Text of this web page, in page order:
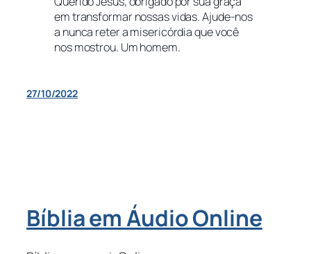
em transformar nossas vidas. Ajude-nos
a nunca reter a misericórdia que você
nos mostrou. Um homem.
27/10/2022
Bíblia em Áudio Online